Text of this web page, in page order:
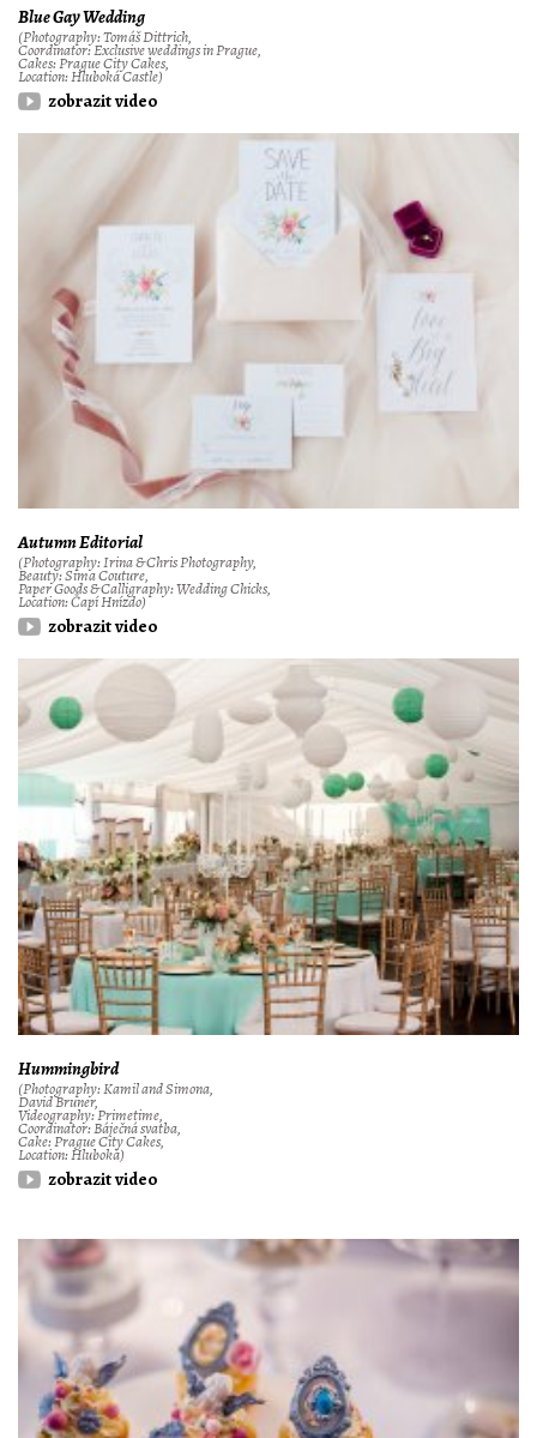
Blue Gay Wedding
(Photography: Tomáš Dittrich,
Coordinator: Exclusive weddings in Prague,
Cakes: Prague City Cakes,
Location: Hluboká Castle)
zobrazit video
Autumn Editorial
(Photography: Irina & Chris Photography,
Beauty: Sima Couture,
Paper Goods & Calligraphy: Wedding Chicks,
Location: Čapí Hnízdo)
zobrazit video
Hummingbird
(Photography: Kamil and Simona,
David Bruner,
Videography: Primetime,
Coordinator: Báječná svatba,
Cake: Prague City Cakes,
Location: Hluboká)
zobrazit video